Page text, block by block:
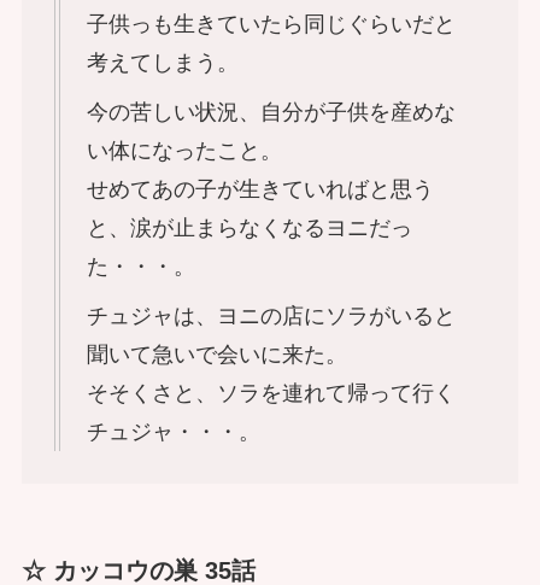
子供っも生きていたら同じぐらいだと
考えてしまう。
今の苦しい状況、自分が子供を産めな
い体になったこと。
せめてあの子が生きていればと思う
と、涙が止まらなくなるヨニだっ
た・・・。
チュジャは、ヨニの店にソラがいると
聞いて急いで会いに来た。
そそくさと、ソラを連れて帰って行く
チュジャ・・・。
☆ カッコウの巣 35話